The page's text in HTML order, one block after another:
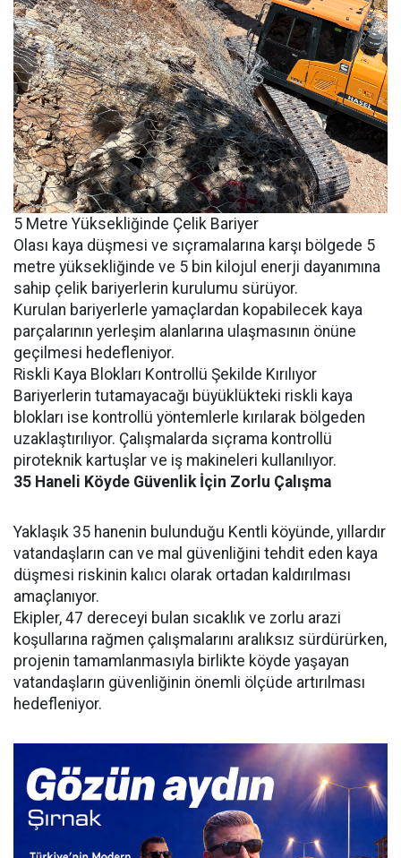
5 Metre Yüksekliğinde Çelik Bariyer
Olası kaya düşmesi ve sıçramalarına karşı bölgede 5
metre yüksekliğinde ve 5 bin kilojul enerji dayanımına
sahip çelik bariyerlerin kurulumu sürüyor.
Kurulan bariyerlerle yamaçlardan kopabilecek kaya
parçalarının yerleşim alanlarına ulaşmasının önüne
geçilmesi hedefleniyor.
Riskli Kaya Blokları Kontrollü Şekilde Kırılıyor
Bariyerlerin tutamayacağı büyüklükteki riskli kaya
blokları ise kontrollü yöntemlerle kırılarak bölgeden
uzaklaştırılıyor. Çalışmalarda sıçrama kontrollü
piroteknik kartuşlar ve iş makineleri kullanılıyor.
35 Haneli Köyde Güvenlik İçin Zorlu Çalışma
Yaklaşık 35 hanenin bulunduğu Kentli köyünde, yıllardır
vatandaşların can ve mal güvenliğini tehdit eden kaya
düşmesi riskinin kalıcı olarak ortadan kaldırılması
amaçlanıyor.
Ekipler, 47 dereceyi bulan sıcaklık ve zorlu arazi
koşullarına rağmen çalışmalarını aralıksız sürdürürken,
projenin tamamlanmasıyla birlikte köyde yaşayan
vatandaşların güvenliğinin önemli ölçüde artırılması
hedefleniyor.